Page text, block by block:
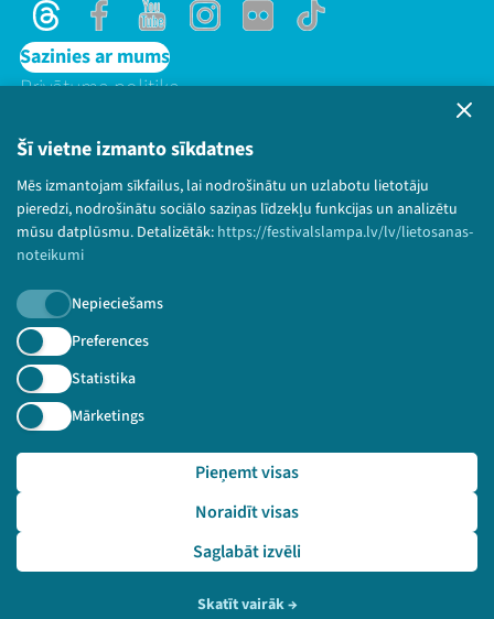
Šī vietne izmanto sīkdatnes
Mēs izmantojam sīkfailus, lai nodrošinātu un uzlabotu lietotāju
pieredzi, nodrošinātu sociālo saziņas līdzekļu funkcijas un analizētu
mūsu datplūsmu. Detalizētāk: https://festivalslampa.lv/lv/lietosanas-
noteikumi
Nepieciešams
Preferences
Statistika
Mārketings
Saglabāt izvēli
Noraidīt visas
Pieņemt visas
Skatīt vairāk→
ThreadsFacebookYoutubeInstagram
Flick TikTok
Sazinies ar mums
Privātuma politika
Bērnu aizsardzības politika
© 2026 Sarunu festivāls LAMPA Visas tiesības
paturētas.
Piesakies jaunumiem!
Nepalaid garām aktuālāko informāciju!
🔗 https://festivalslampa.lv/lv/video-arhivs/2613?sp